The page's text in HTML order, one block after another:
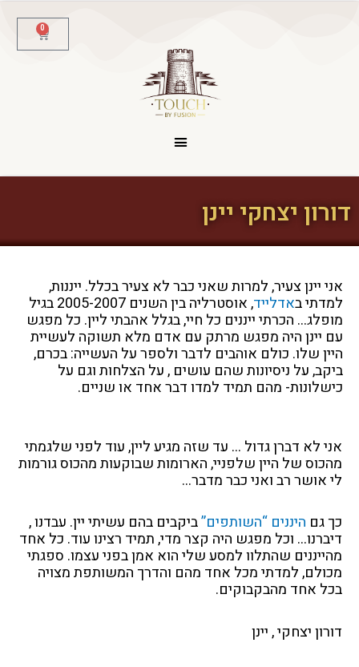
0
דורון יצחקי יינן
אני יינן צעיר, למרות שאני כבר לא צעיר בכלל. ייננות,
למדתי באדלייד , אוסטרליה בין השנים 2005-2007 בגיל
מופלג… הכרתי ייננים כל חיי, בגלל אהבתי ליין. כל מפגש
עם יינן היה מפגש מרתק עם אדם מלא תשוקה לעשיית
היין שלו. כולם אוהבים לדבר ולספר על העשייה: בכרם,
ביקב, על ניסיונות שהם עושים , על הצלחות וגם על
כישלונות- מהם תמיד למדו דבר אחד או שניים.
אני לא דברן גדול … עד שזה מגיע ליין, עוד לפני שלגמתי
מהכוס של היין שלפניי, הארומות שבוקעות מהכוס גורמות
לי אושר רב ואני כבר מדבר…
כך גם היננים “השותפים”ביקבים בהם עשיתי יין. עבדנו ,
דיברנו… וכל מפגש היה קצר מדי, תמיד רצינו עוד. כל אחד
מהייננים שהתלוו למסע שלי הוא אמן בפני עצמו. ספגתי
מכולם, למדתי מכל אחד מהם והדרך המשותפת מצויה
בכל אחד מהבקבוקים.
דורון יצחקי , יינן